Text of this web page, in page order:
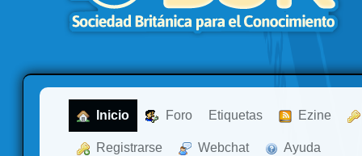
Inicio Foro Etiquetas Ezine
Registrarse Webchat Ayuda